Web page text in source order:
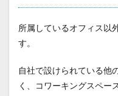
所属しているオフィス以
す。
自社で設けられている他
く、コワーキングスペー